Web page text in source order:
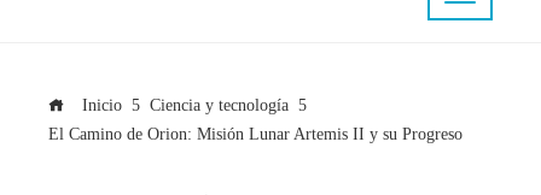
Inicio
Ciencia y tecnología
El Camino de Orion: Misión Lunar Artemis II y su Progreso